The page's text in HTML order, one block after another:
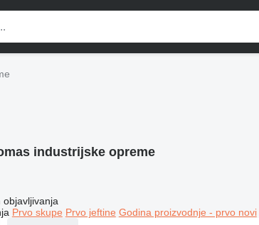
industrijske opreme
objavljivanja
Prvo skupe Prvo jeftine Godina proizvodnje - prvo novi